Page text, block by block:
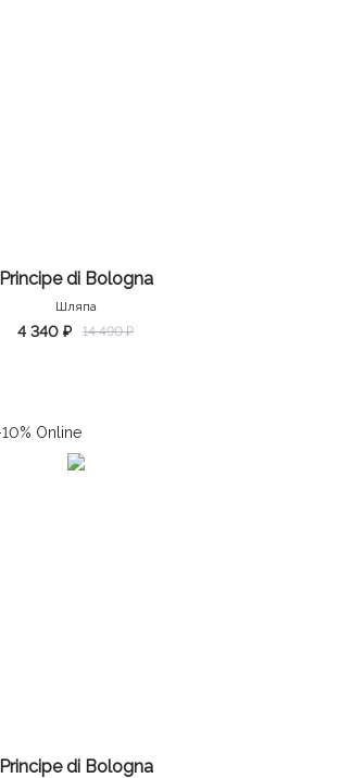
Principe di Bologna
Шляпа
4 340 ₽ 14 490 ₽
Principe di Bologna